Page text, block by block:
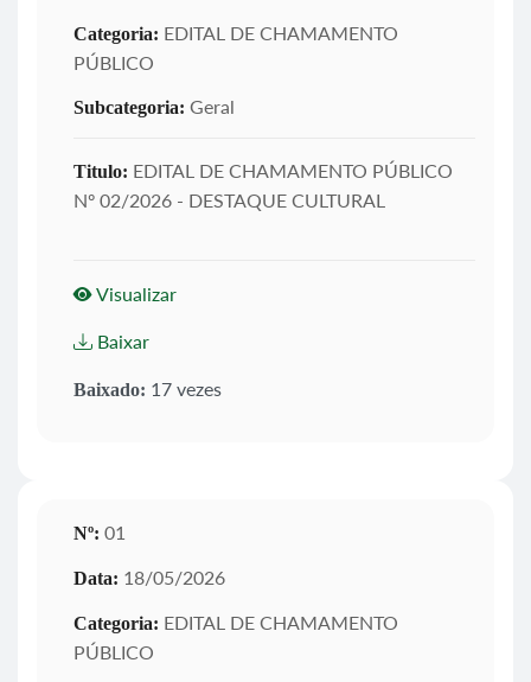
Categoria: EDITAL DE CHAMAMENTO
PÚBLICO
Subcategoria: Geral
Titulo: EDITAL DE CHAMAMENTO PÚBLICO
Nº 02/2026 - DESTAQUE CULTURAL
Visualizar
Baixar
Baixado: 17 vezes
Nº: 01
Data: 18/05/2026
Categoria: EDITAL DE CHAMAMENTO
PÚBLICO